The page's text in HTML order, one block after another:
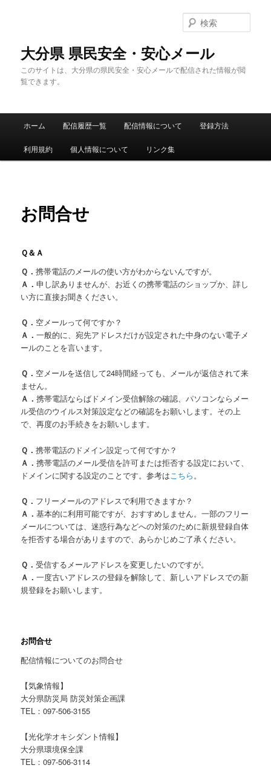
大分県 県民安全・安心メール
このサイトは、大分県の県民安全・安心メールで配信された情報が閲
覧できます。
索
メ
ホーム 配信履歴一覧 配信情報について 登録方法
利用規約 個人情報について リンク集
お問合せ
Ｑ＆Ａ
Ｑ．携帯電話のメールの使い方がわからないんですが。
Ａ．申し訳ありませんが、お近くの携帯電話のショップか、詳し
い方に直接お聞きください。
Ｑ． 空メールって何ですか？
Ａ．一般的に、宛先アドレスだけが設定された中身のない電子メ
ールのことを言います。
Ｑ． 空メールを送信して24時間経っても、メールが返信されて来
ません。
Ａ．携帯電話ならばドメイン受信解除の確認、パソコンならメー
ル受信のウイルス対策設定などの確認をお願いします。その上
で、再度のお手続きをお願いします。
Ｑ．携帯電話のドメイン設定って何ですか？
Ａ．携帯電話のメール受信を許可または拒否する設定において、
ドメインに関する設定のことです。参考は こちら 。
Ｑ． フリーメールのアドレスで利用できますか？
Ａ．基本的に利用可能ですが、おすすめしません。一部のフリー
メールについては、迷惑行為などへの対策のために新規登録自体
を拒否する場合がありますので、あらかじめご了承ください。
Ｑ．受信するメールアドレスを変更したいのですが。
Ａ．一度古いアドレスの登録を解除して、新しいアドレスでの新
規登録をお願いします。
お問合せ
配信情報についてのお問合せ
【気象情報】
大分県防災局 防災対策企画課
TEL：097-506-3155
【光化学オキシダント情報】
大分県環境保全課
TEL：097-506-3114